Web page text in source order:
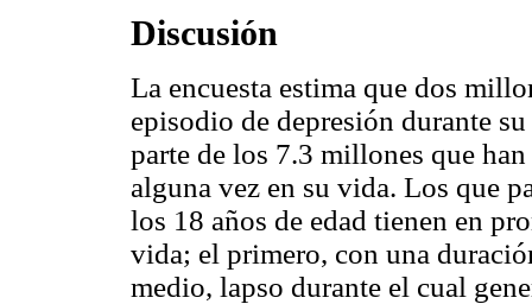
Discusión
La encuesta estima que dos
episodio de depresión durante
parte de los 7.3 millones que
alguna vez en su vida. Los que
los 18 años de edad tienen en
vida; el primero, con una
medio, lapso durante el cual